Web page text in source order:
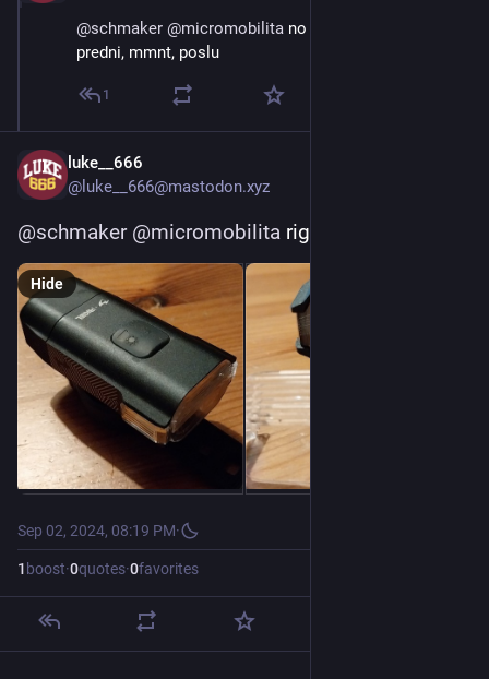
@schmaker @micromobilita no ty uzky jo, ale delaj i
predni, mmnt, poslu
1
luke__666
@luke__666@mastodon.xyz
@schmaker @micromobilita rigel se to jmenuje
Hide
Sep 02, 2024, 08:19 PM·
1 boost·0quotes·0favorites